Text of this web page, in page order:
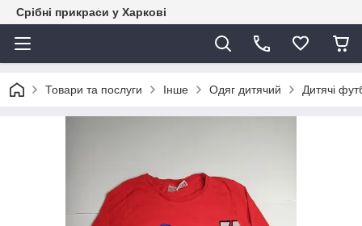
Срібні прикраси у Харкові
Товари та послуги Інше Одяг дитячий Дитячі